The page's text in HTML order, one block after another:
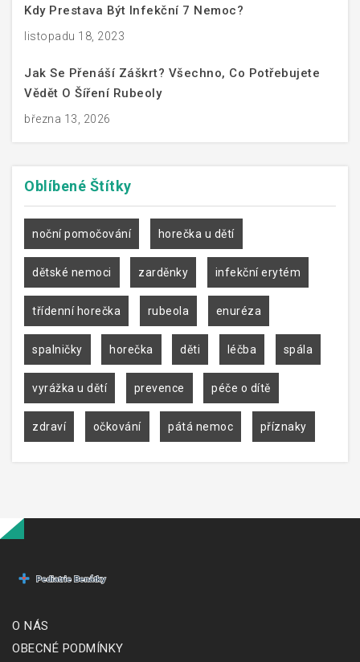
Kdy Prestava Být Infekční 7 Nemoc?
listopadu 18, 2023
Jak Se Přenáší Záškrt? Všechno, Co Potřebujete
Vědět O Šíření Rubeoly
března 13, 2026
Oblíbené Štítky
noční pomočování horečka u dětí
dětské nemoci zarděnky infekční erytém
třídenní horečka rubeola enuréza
spalničky horečka děti léčba spála
vyrážka u dětí prevence péče o dítě
zdraví očkování pátá nemoc příznaky
O NÁS
OBECNÉ PODMÍNKY